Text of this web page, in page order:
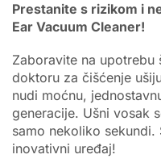
Prestanite s rizikom i
Ear Vacuum Cleaner!
Zaboravite na
doktoru za čišćenje
nudi moćnu,
generacije. Ušni vosak
samo nekoliko sekundi.
inovativni uređaj!